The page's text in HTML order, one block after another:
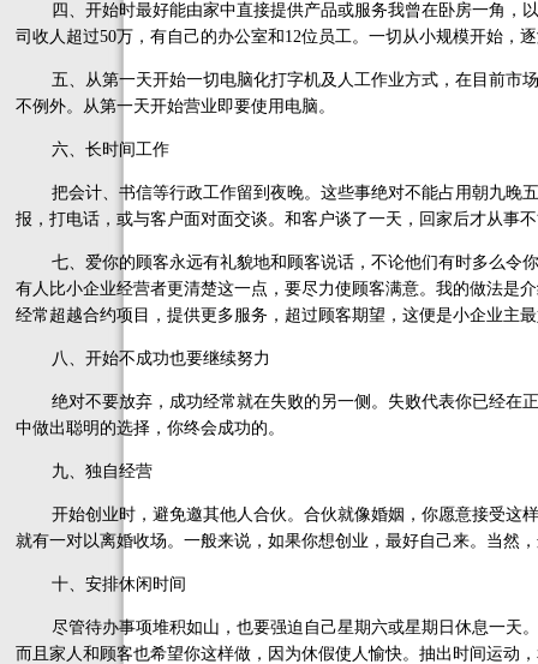
四、开始时最好能由家中直接提供产品或服务我曾在卧房一角，
司收人超过50万，有自己的办公室和12位员工。一切从小规模开始，
五、从第一天开始一切电脑化打字机及人工作业方式，在目前市
不例外。从第一天开始营业即要使用电脑。
六、长时间工作
把会计、书信等行政工作留到夜晚。这些事绝对不能占用朝九晚
报，打电话，或与客户面对面交谈。和客户谈了一天，回家后才从事
七、爱你的顾客永远有礼貌地和顾客说话，不论他们有时多么令
有人比小企业经营者更清楚这一点，要尽力使顾客满意。我的做法是
经常超越合约项目，提供更多服务，超过顾客期望，这便是小企业主
八、开始不成功也要继续努力
绝对不要放弃，成功经常就在失败的另一侧。失败代表你已经在
中做出聪明的选择，你终会成功的。
九、独自经营
开始创业时，避免邀其他人合伙。合伙就像婚姻，你愿意接受这
就有一对以离婚收场。一般来说，如果你想创业，最好自己来。当然
十、安排休闲时间
尽管待办事项堆积如山，也要强迫自己星期六或星期日休息一天
而且家人和顾客也希望你这样做，因为休假使人愉快。抽出时间运动